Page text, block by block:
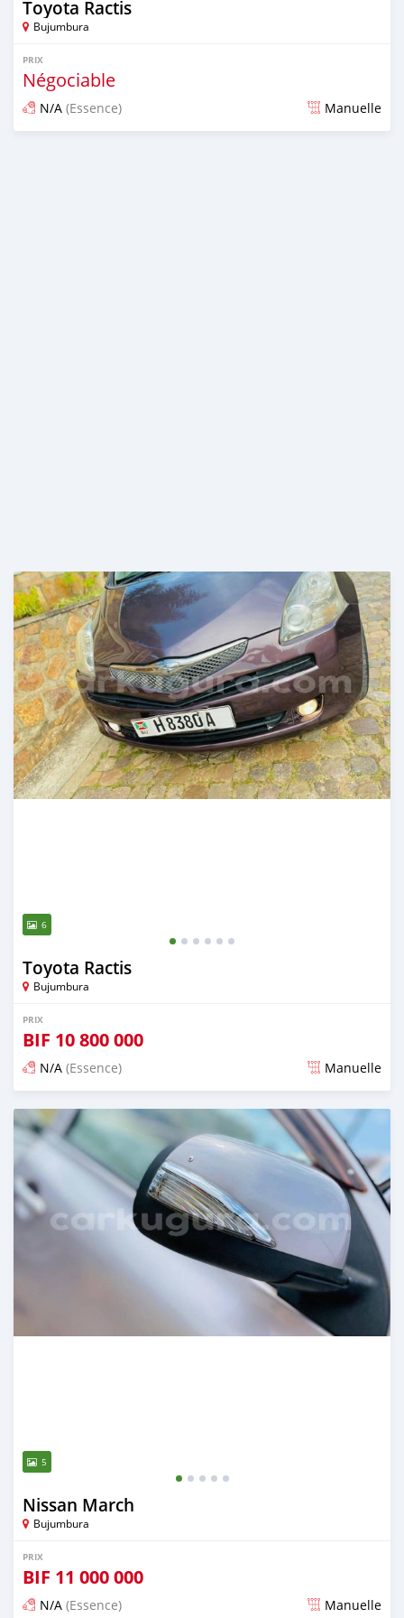
Toyota Ractis
Bujumbura
PRIX
Négociable
N/A (Essence) Manuelle
6
Toyota Ractis
Bujumbura
PRIX
BIF 10 800 000
N/A (Essence) Manuelle
Publié il y a environ 4 ans
5
Nissan March
Bujumbura
PRIX
BIF 11 000 000
N/A (Essence) Manuelle